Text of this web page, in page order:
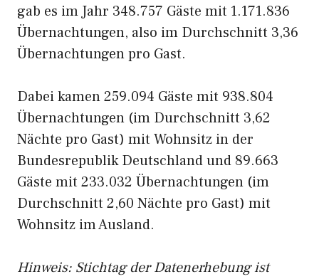
gab es im Jahr 348.757 Gäste mit 1.171.836
Übernachtungen, also im Durchschnitt 3,36
Übernachtungen pro Gast.
Dabei kamen 259.094 Gäste mit 938.804
Übernachtungen (im Durchschnitt 3,62
Nächte pro Gast) mit Wohnsitz in der
Bundesrepublik Deutschland und 89.663
Gäste mit 233.032 Übernachtungen (im
Durchschnitt 2,60 Nächte pro Gast) mit
Wohnsitz im Ausland.
Hinweis: Stichtag der Datenerhebung ist